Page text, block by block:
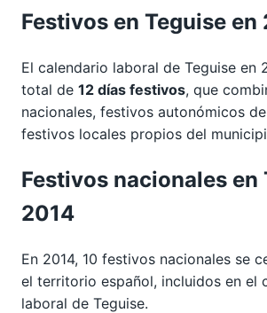
Festivos en Teguise en
El calendario laboral de Teguise en
total de 12 días festivos, que
nacionales, festivos autonómicos
festivos locales propios del
Festivos nacionales en
2014
En 2014, 10 festivos nacionales se
el territorio español, incluidos en el
laboral de Teguise.